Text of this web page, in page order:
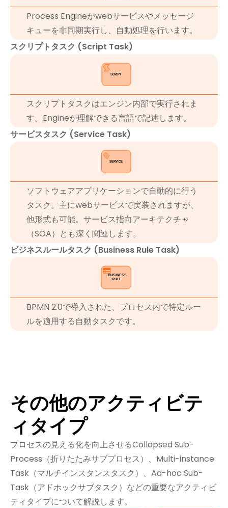
Process Engineがwebサービスやメッセージ
キューを非同期実行し、自動処理を行います。
スクリプトタスク (Script Task)
スクリプトタスクはエンジン内部で実行されま
す。Engineが理解できる言語で記述します。
サービスタスク (Service Task)
ソフトウェアアプリケーションで自動的に行う
タスク。主にwebサービスで実装されますが、
他形式も可能。サービス指向アーキテクチャ
（SOA）とも深く関連します。
ビジネスルールタスク (Business Rule Task)
BPMN 2.0で導入された、プロセス内で特定ルー
ルを適用する自動タスクです。
その他のアクティビテ
ィタイプ
プロセスの見える化を向上させるCollapsed Sub-
Process（折りたたみサブプロセス）、Multi-instance
Task（マルチインスタンスタスク）、Ad-hoc Sub-
Task（アドホックサブタスク）などの重要なアクティビ
ティタイプについて解説します。